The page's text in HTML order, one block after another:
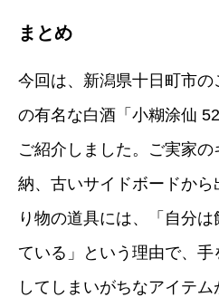
まとめ
今回は、新潟県十日町市の
の有名な白酒「小糊涂仙
ご紹介しました。ご実家
納、古いサイドボードか
り物の道具には、「自分
ている」という理由で、
してしまいがちなアイテム